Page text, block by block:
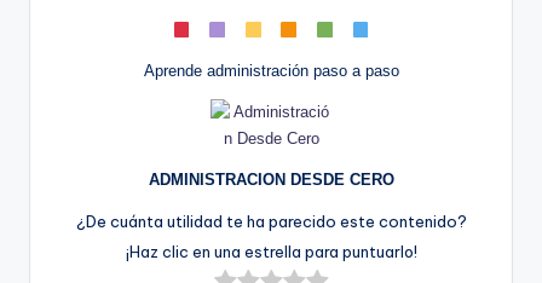
Aprende administración paso a paso
ADMINISTRACION DESDE CERO
¿De cuánta utilidad te ha parecido este contenido?
¡Haz clic en una estrella para puntuarlo!